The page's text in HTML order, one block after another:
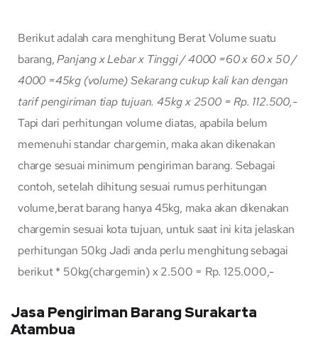
Berikut adalah cara menghitung Berat Volume suatu
barang,Panjang x Lebar x Tinggi / 4000 =60 x 60 x 50 /
4000 =45kg (volume)Sekarang cukup kali kan dengan
tarif pengiriman tiap tujuan. 45kg x 2500 = Rp. 112.500,-
Tapi dari perhitungan volume diatas, apabila belum
memenuhi standar chargemin, maka akan dikenakan
charge sesuai minimum pengiriman barang. Sebagai
contoh, setelah dihitung sesuai rumus perhitungan
volume,berat barang hanya 45kg, maka akan dikenakan
chargemin sesuai kota tujuan, untuk saat ini kita jelaskan
perhitungan 50kg Jadi anda perlu menghitung sebagai
berikut * 50kg(chargemin) x 2.500 = Rp. 125.000,-
Jasa Pengiriman Barang Surakarta
Atambua